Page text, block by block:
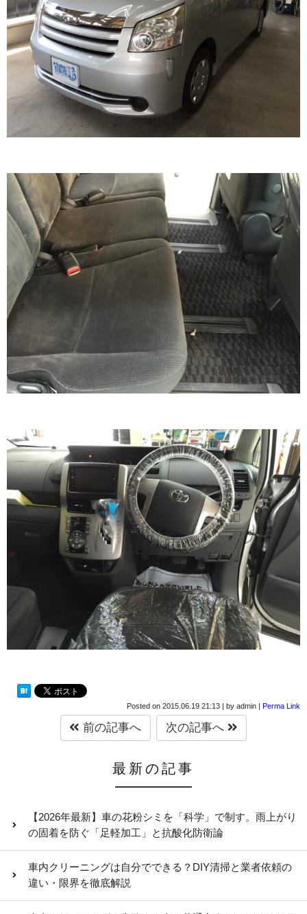
Posted on 2015.06.19 21:13 | by admin | Perma Link
前の記事へ 次の記事へ
最新の記事
【2026年最新】車の花粉シミを「科学」で制す。雨上がり
の固着を防ぐ「足軽加工」と抗酸化防衛論
車内クリーニングは自分でできる？DIY清掃と業者依頼の
違い・限界を徹底解説